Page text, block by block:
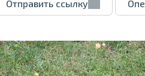
Отправить ссылку